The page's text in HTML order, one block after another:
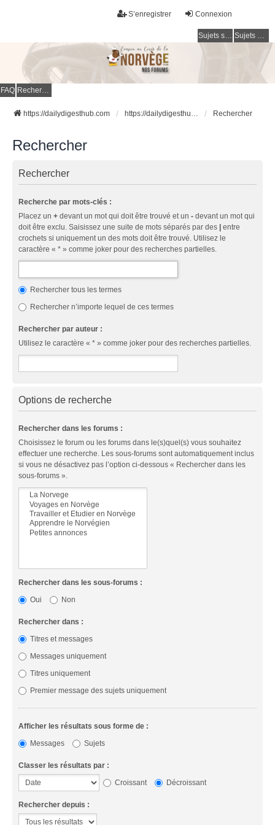
Connexion
S’enregistrer
Sujets sans réponse Sujets actifs
FAQ Rechercher
https://dailydigesthub.com https://dailydigesthub.com Rechercher
Rechercher
Rechercher
Recherche par mots-clés :
Placez un + devant un mot qui doit être trouvé et un - devant un mot qui
doit être exclu. Saisissez une suite de mots séparés par des
entre
crochets si uniquement un des mots doit être trouvé. Utilisez le
caractère « * » comme joker pour des recherches partielles.
Rechercher tous les termes
Rechercher n’importe lequel de ces termes
Rechercher par auteur :
Utilisez le caractère « * » comme joker pour des recherches partielles.
Options de recherche
Rechercher dans les forums :
Choisissez le forum ou les forums dans le(s)quel(s) vous souhaitez
effectuer une recherche. Les sous-forums sont automatiquement inclus
si vous ne désactivez pas l’option ci-dessous « Rechercher dans les
sous-forums ».
Rechercher dans les sous-forums :
Oui
Non
Rechercher dans :
Titres et messages
Messages uniquement
Titres uniquement
Premier message des sujets uniquement
Afficher les résultats sous forme de :
Messages
Sujets
Classer les résultats par :
Croissant
Décroissant
Rechercher depuis :